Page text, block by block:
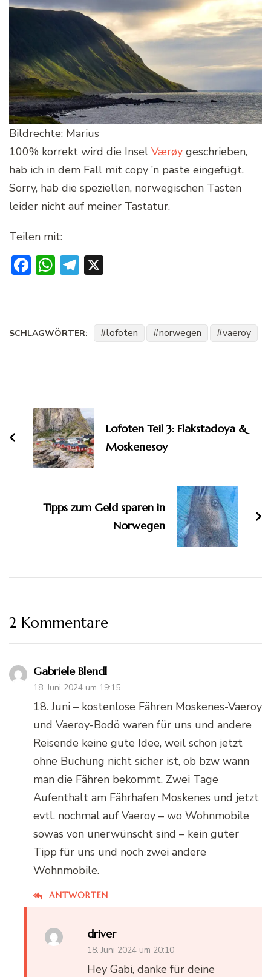
Bildrechte: Marius
100% korrekt wird die Insel Værøy geschrieben,
hab ich in dem Fall mit copy ’n paste eingefügt.
Sorry, hab die speziellen, norwegischen Tasten
leider nicht auf meiner Tastatur.
Teilen mit:
Facebook
WhatsApp
Telegram
SCHLAGWÖRTER: lofoten norwegen vaeroy
Lofoten Teil 3: Flakstadoya &
Moskenesoy
Tipps zum Geld sparen in
Norwegen
2 Kommentare
Gabriele Blendl
18. Juni 2024 um 19:15
ANTWORTEN
18. Juni – kostenlose Fähren Moskenes-Vaeroy
und Vaeroy-Bodö waren für uns und andere
Reisende keine gute Idee, weil schon jetzt
ohne Buchung nicht sicher ist, ob bzw wann
man die Fähren bekommt. Zwei Tage
Aufenthalt am Fährhafen Moskenes und jetzt
evtl. nochmal auf Vaeroy – wo Wohnmobile
sowas von unerwünscht sind – kein guter
Tipp für uns und noch zwei andere
Wohnmobile.
driver
18. Juni 2024 um 20:10
Hey Gabi, danke für deine